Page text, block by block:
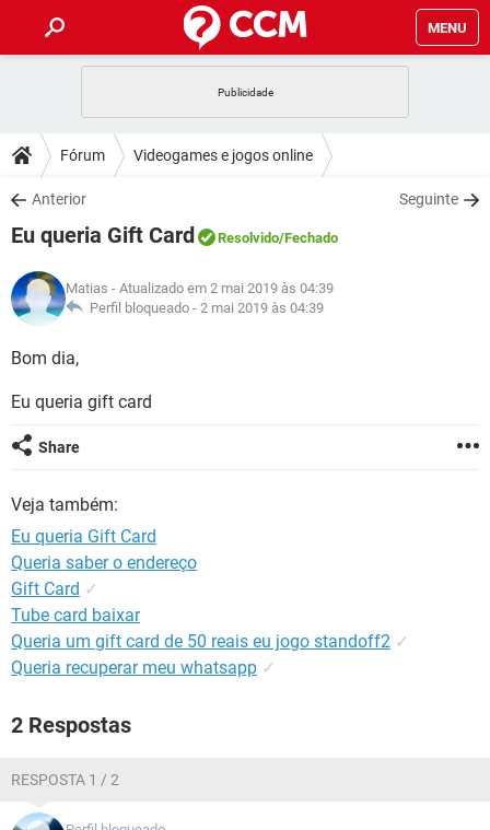
MENU
CELULAR FACEBOOK
OUTLOOK
INSTAGRAM GMAIL
GUIA DE COMPRAS
DICAS
JOGOS WHATSAPP
INSTAGRAM GMAIL
GUIA DE COMPRAS
DOWNLOADS
JOGOS WHATSAPP
CELULAR
OUTLOOK EXCEL
INSTAGRAM
FÓRUM
JOGOS WHATSAPP
CELULAR
OUTLOOK
INSTAGRAM
GUIA DE COMPRAS
GLOSSÁRIO
JOGOS
INSTAGRAM
GUIA DE COMPRAS
Fórum Videogames e jogos online
Anterior Seguinte
Eu queria Gift Card Resolvido/Fechado
Matias - Atualizado em 2 mai 2019 às 04:39
Perfil bloqueado - 2 mai 2019 às 04:39
Bom dia,
Eu queria gift card
Share
Veja também:
Eu queria Gift Card
Queria saber o endereço
Gift Card ✓
Tube card baixar
Queria um gift card de 50 reais eu jogo standoff2 ✓
Queria recuperar meu whatsapp ✓
2 Respostas
RESPOSTA 1 / 2